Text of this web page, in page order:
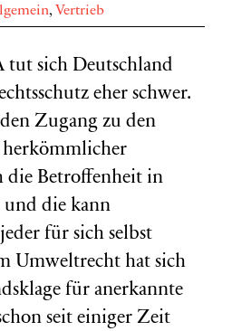
, Vertrieb
tut sich Deutschland
eher schwer.
Zugang zu den
herkömmlicher
die Betroffenheit in
und die kann
für sich selbst
Umweltrecht hat sich
für anerkannte
seit einiger Zeit